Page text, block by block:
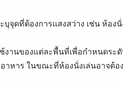
จุดที่ต้องการแสงสว่าง เช่น ห้อง
งานของแต่ละพื้นที่เพื่อกำหนดระ
าหาร ในขณะที่ห้องนั่งเล่นอาจต้อ